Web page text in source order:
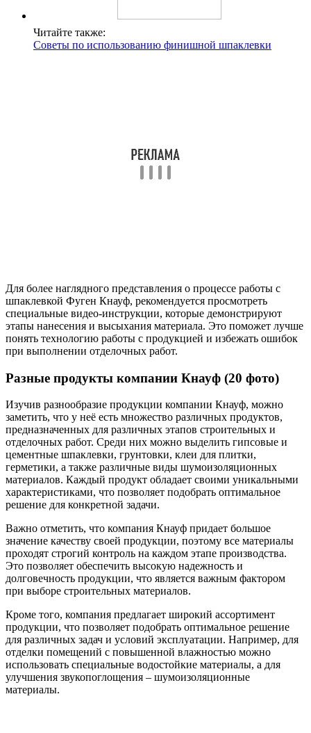
Читайте также:
Советы по использованию финишной шпаклевки
Для более наглядного представления о процессе работы с
шпаклевкой Фуген Кнауф, рекомендуется просмотреть
специальные видео-инструкции, которые демонстрируют
этапы нанесения и высыхания материала. Это поможет лучше
понять технологию работы с продукцией и избежать ошибок
при выполнении отделочных работ.
Разные продукты компании Кнауф (20 фото)
Изучив разнообразие продукции компании Кнауф, можно
заметить, что у неё есть множество различных продуктов,
предназначенных для различных этапов строительных и
отделочных работ. Среди них можно выделить гипсовые и
цементные шпаклевки, грунтовки, клеи для плитки,
герметики, а также различные виды шумоизоляционных
материалов. Каждый продукт обладает своими уникальными
характеристиками, что позволяет подобрать оптимальное
решение для конкретной задачи.
Важно отметить, что компания Кнауф придает большое
значение качеству своей продукции, поэтому все материалы
проходят строгий контроль на каждом этапе производства.
Это позволяет обеспечить высокую надежность и
долговечность продукции, что является важным фактором
при выборе строительных материалов.
Кроме того, компания предлагает широкий ассортимент
продукции, что позволяет подобрать оптимальное решение
для различных задач и условий эксплуатации. Например, для
отделки помещений с повышенной влажностью можно
использовать специальные водостойкие материалы, а для
улучшения звукопоглощения – шумоизоляционные
материалы.